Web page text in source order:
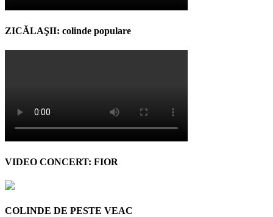
ZICĂLAŞII: colinde populare
VIDEO CONCERT: FIOR
COLINDE DE PESTE VEAC